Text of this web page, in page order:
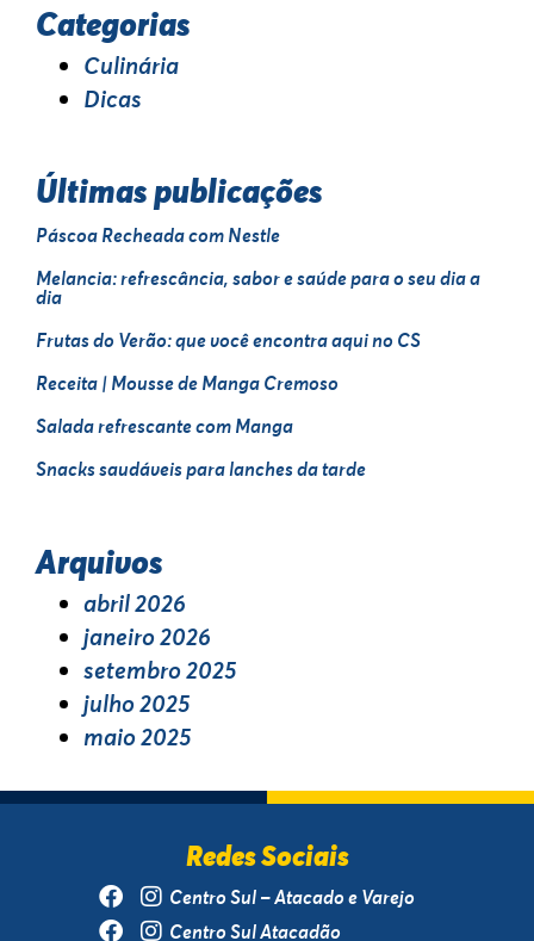
Categorias
Culinária
Dicas
Últimas publicações
Páscoa Recheada com Nestle
Melancia: refrescância, sabor e saúde para o seu dia a
dia
Frutas do Verão: que você encontra aqui no CS
Receita | Mousse de Manga Cremoso
Salada refrescante com Manga
Snacks saudáveis para lanches da tarde
Arquivos
abril 2026
janeiro 2026
setembro 2025
julho 2025
maio 2025
Redes Sociais
Centro Sul – Atacado e Varejo
Centro Sul Atacadão